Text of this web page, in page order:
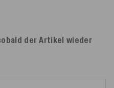
der Artikel wieder